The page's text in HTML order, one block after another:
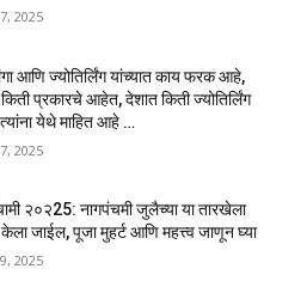
2025
आणि ज्योतिर्लिंग यांच्यात काय फरक आहे,
प्रकारचे आहेत, देशात किती ज्योतिर्लिंग
येथे माहित आहे …
2025
२०२25: नागपंचमी जुलैच्या या तारखेला
जाईल, पूजा मुहर्ट आणि महत्त्व जाणून घ्या
2025